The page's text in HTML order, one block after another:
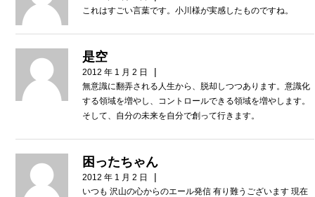
これはすごい言葉です。小川様が実感したものですね。
是空
2012 年 1 月 2 日 |
無意識に翻弄される人生から、脱却しつつあります。意識化
する領域を増やし、コントロールできる領域を増やします。
そして、自分の未来を自分で創って行きます。
困ったちゃん
2012 年 1 月 2 日 |
いつも 沢山の心からのエール発信 有り難うございます 現在